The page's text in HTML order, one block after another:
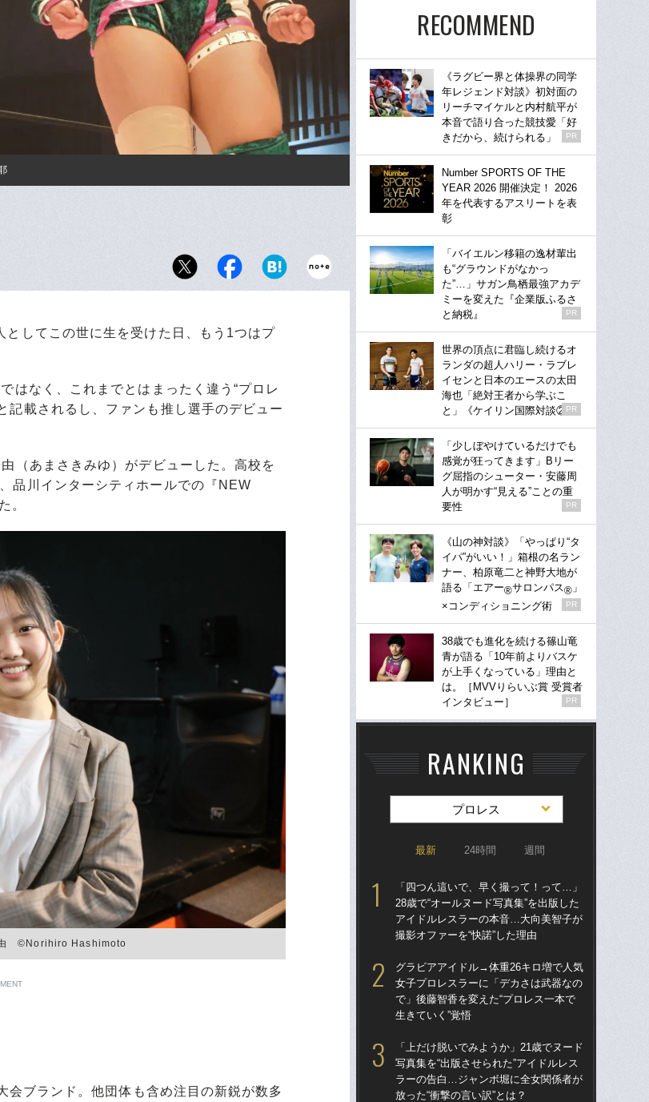
してこの世に生を受けた日、もう1つはプ
はなく、これまでとはまったく違う“プロレ
記載されるし、ファンも推し選手のデビュー
（あまさきみゆ）がデビューした。高校を
品川インターシティホールでの『NEW
。
由 ©Norihiro Hashimoto
ブランド。他団体も含め注目の新鋭が数多
RECOMMEND
《ラグビー界と体操界の同学
年レジェンド対談》初対面の
リーチマイケルと内村航平が
本音で語り合った競技愛「好
きだから、続けられる」
PR
Number SPORTS OF THE
YEAR 2026 開催決定！ 2026
年を代表するアスリートを表
彰
「バイエルン移籍の逸材輩出
も“グラウンドがなかっ
た”…」サガン鳥栖最強アカデ
ミーを変えた『企業版ふるさ
と納税』
PR
世界の頂点に君臨し続けるオ
ランダの超人ハリー・ラブレ
イセンと日本のエースの太田
海也「絶対王者から学ぶこ
と」《ケイリン国際対談②》
PR
「少しぼやけているだけでも
感覚が狂ってきます」Bリー
グ屈指のシューター・安藤周
人が明かす“見える”ことの重
要性
PR
《山の神対談》「やっぱり“タ
イパ”がいい！」箱根の名ラン
ナー、柏原竜二と神野大地が
語る「エアー®サロンパス® 」
×コンディショニング術
PR
38歳でも進化を続ける篠山竜
青が語る「10年前よりバスケ
が上手くなっている」理由と
は。［MVVりらいぶ賞 受賞者
インタビュー］
PR
RANKING
プロレス
最新 24時間 週間
「四つん這いで、早く撮って！って…」
28歳で“オールヌード写真集”を出版した
アイドルレスラーの本音…大向美智子が
撮影オファーを“快諾”した理由
グラビアアイドル→体重26キロ増で人気
女子プロレスラーに「デカさは武器なの
で」後藤智香を変えた“プロレス一本で
生きていく”覚悟
「上だけ脱いでみようか」21歳でヌード
写真集を“出版させられた”アイドルレス
ラーの告白…ジャンボ堀に全女関係者が
放った“衝撃の言い訳”とは？